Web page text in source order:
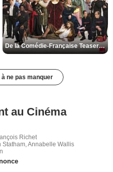
De la Comédie-Française Teaser VF
ne pas manquer
au Cinéma
Richet
Statham, Annabelle Wallis